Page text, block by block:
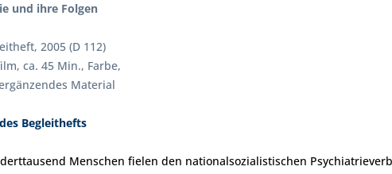
und ihre Folgen
2005 (D 112)
ca. 45 Min., Farbe,
Material
Begleithefts
Menschen fielen den nationalsozialistischen